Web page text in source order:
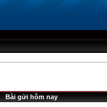
Bài gửi hôm nay